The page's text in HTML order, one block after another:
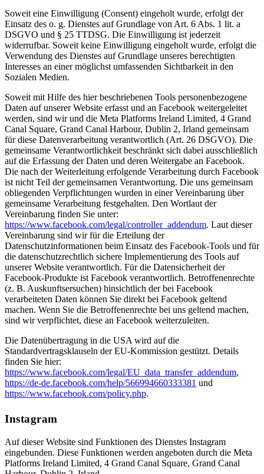
Soweit eine Einwilligung (Consent) eingeholt wurde, erfolgt der
Einsatz des o. g. Dienstes auf Grundlage von Art. 6 Abs. 1 lit. a
DSGVO und § 25 TTDSG. Die Einwilligung ist jederzeit
widerrufbar. Soweit keine Einwilligung eingeholt wurde, erfolgt die
Verwendung des Dienstes auf Grundlage unseres berechtigten
Interesses an einer möglichst umfassenden Sichtbarkeit in den
Sozialen Medien.
Soweit mit Hilfe des hier beschriebenen Tools personenbezogene
Daten auf unserer Website erfasst und an Facebook weitergeleitet
werden, sind wir und die Meta Platforms Ireland Limited, 4 Grand
Canal Square, Grand Canal Harbour, Dublin 2, Irland gemeinsam
für diese Datenverarbeitung verantwortlich (Art. 26 DSGVO). Die
gemeinsame Verantwortlichkeit beschränkt sich dabei ausschließlich
auf die Erfassung der Daten und deren Weitergabe an Facebook.
Die nach der Weiterleitung erfolgende Verarbeitung durch Facebook
ist nicht Teil der gemeinsamen Verantwortung. Die uns gemeinsam
obliegenden Verpflichtungen wurden in einer Vereinbarung über
gemeinsame Verarbeitung festgehalten. Den Wortlaut der
Vereinbarung finden Sie unter:
https://www.facebook.com/legal/controller_addendum. Laut dieser
Vereinbarung sind wir für die Erteilung der
Datenschutzinformationen beim Einsatz des Facebook-Tools und für
die datenschutzrechtlich sichere Implementierung des Tools auf
unserer Website verantwortlich. Für die Datensicherheit der
Facebook-Produkte ist Facebook verantwortlich. Betroffenenrechte
(z. B. Auskunftsersuchen) hinsichtlich der bei Facebook
verarbeiteten Daten können Sie direkt bei Facebook geltend
machen. Wenn Sie die Betroffenenrechte bei uns geltend machen,
sind wir verpflichtet, diese an Facebook weiterzuleiten.
Die Datenübertragung in die USA wird auf die
Standardvertragsklauseln der EU-Kommission gestützt. Details
finden Sie hier:
https://www.facebook.com/legal/EU_data_transfer_addendum,
https://de-de.facebook.com/help/566994660333381 und
https://www.facebook.com/policy.php.
Instagram
Auf dieser Website sind Funktionen des Dienstes Instagram
eingebunden. Diese Funktionen werden angeboten durch die Meta
Platforms Ireland Limited, 4 Grand Canal Square, Grand Canal